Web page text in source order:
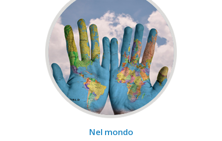
Nel mondo